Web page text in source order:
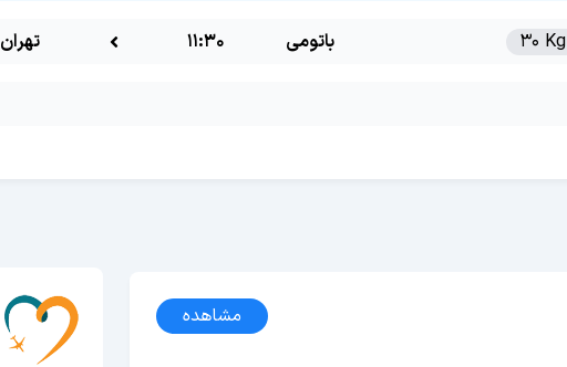
30 Kg باتومی 11:30 تهران
مشاهده